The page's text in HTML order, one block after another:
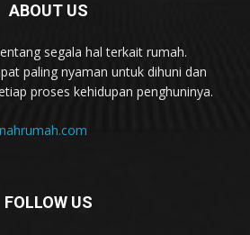
ABOUT US
segala hal terkait rumah.
paling nyaman untuk dihuni dan
proses kehidupan penghuninya.
FOLLOW US